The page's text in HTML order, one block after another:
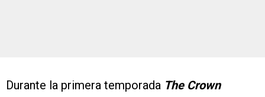
Durante la primera temporada The Crown